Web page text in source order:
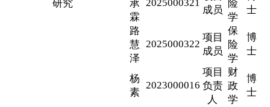
研究
承
霖
2025000321
成员
险
学
士
路
慧
泽
2025000322
项目
成员
保
险
学
博
士
杨
素
2023000016
项目
负责
人
财
政
学
博
士